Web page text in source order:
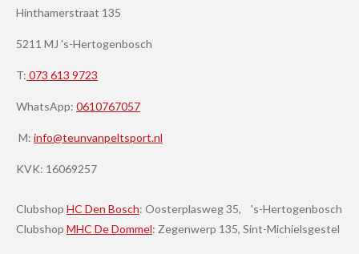
Hinthamerstraat 135
5211 MJ 's-Hertogenbosch
T: 073 613 9723
WhatsApp: 0610767057
M: info@teunvanpeltsport.nl
KVK: 16069257
Clubshop HC Den Bosch: Oosterplasweg 35, 's-Hertogenbosch
Clubshop MHC De Dommel: Zegenwerp 135, Sint-Michielsgestel